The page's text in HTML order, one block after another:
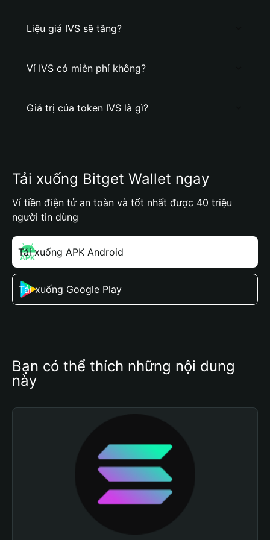
Liệu giá IVS sẽ tăng?
Ví IVS có miễn phí không?
Giá trị của token IVS là gì?
Tải xuống Bitget Wallet ngay
Ví tiền điện tử an toàn và tốt nhất được 40 triệu
người tin dùng
Tải xuống APK Android
Tải xuống Google Play
Bạn có thể thích những nội dung
này